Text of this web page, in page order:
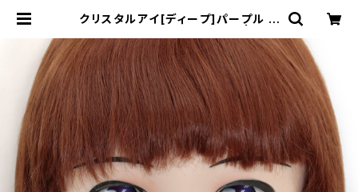
クリスタルアイ[ディープ]パープル C
むに製作所